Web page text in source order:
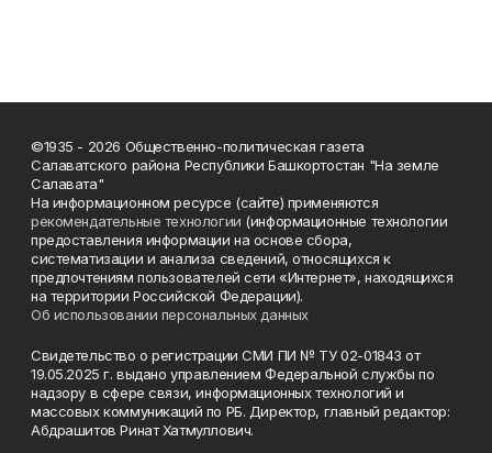
©1935 - 2026 Общественно-политическая газета
Салаватского района Республики Башкортостан "На земле
Салавата"
На информационном ресурсе (сайте) применяются
рекомендательные технологии (информационные технологии
предоставления информации на основе сбора,
систематизации и анализа сведений, относящихся к
предпочтениям пользователей сети «Интернет», находящихся
на территории Российской Федерации).
Об использовании персональных данных
Свидетельство о регистрации СМИ ПИ № ТУ 02-01843 от
19.05.2025 г. выдано управлением Федеральной службы по
надзору в сфере связи, информационных технологий и
массовых коммуникаций по РБ. Директор, главный редактор:
Абдрашитов Ринат Хатмуллович.